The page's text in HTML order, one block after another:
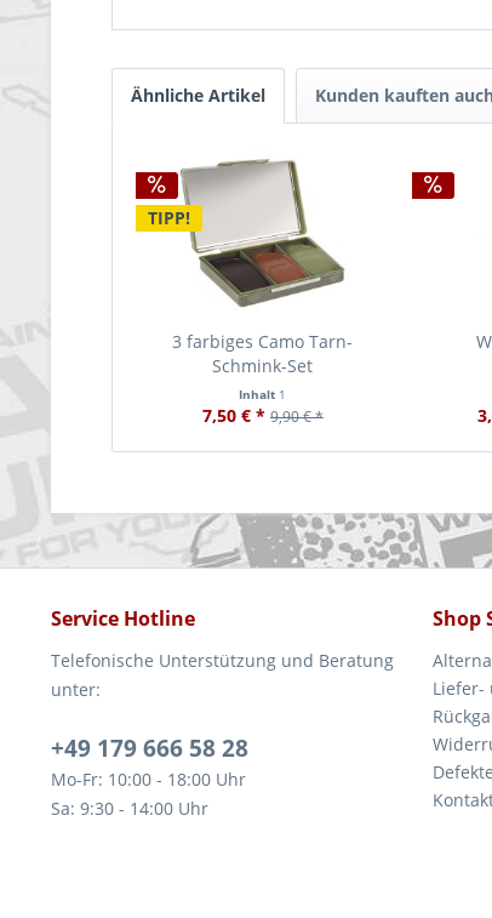
Ähnliche Artikel Kunden kauften
TIPP!
3 farbiges Camo Tarn-
Schmink-Set
Inhalt 1
7,50 € * 9,90 € *
Service Hotline
Telefonische Unterstützung und Beratung
unter:
+49 179 666 58 28
Mo-Fr: 10:00 - 18:00 Uhr
Sa: 9:30 - 14:00 Uhr
Shop
Liefer-